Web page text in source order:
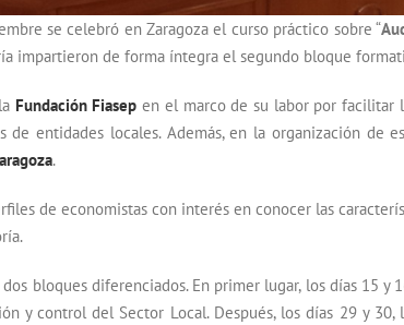
se celebró en Zaragoza el curso práctico sobre “
impartieron de forma íntegra el segundo bloque
Fundación Fiasep en el marco de su labor por facilitar
de entidades locales. Además, en la organización de
.
de economistas con interés en conocer las
bloques diferenciados. En primer lugar, los días 15 y
y control del Sector Local. Después, los días 29 y